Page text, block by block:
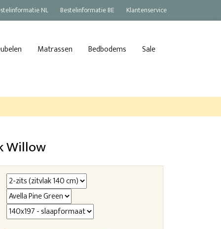
NL Bestelinformatie BE Klantenservice
Matrassen Bedbodems Sale
Willow